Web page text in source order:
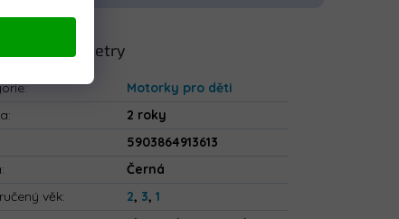
parametry
:
Motorky pro děti
:
2 roky
5903864913613
:
Černá
věk: 2, 3,1